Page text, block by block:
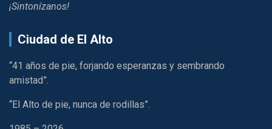
¡Sintonízanos!
Ciudad de El Alto
“41 años de pie, forjando esperanzas y sembrando
amistad”.
“El Alto de pie, nunca de rodillas”.